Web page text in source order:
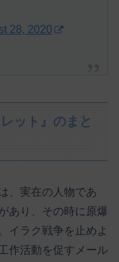
28, 2020
ット』のまと
、実在の人物であ
あり、その時に原爆
イラク戦争を止めよ
作活動を促すメール